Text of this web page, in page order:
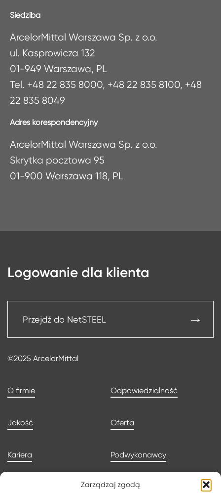
Zarządzaj zgodą
Siedziba
ArcelorMittal Warszawa Sp. z o.o.
ul. Kasprowicza 132
01-949 Warszawa, PL
Tel. +48 22 835 8000, +48 22 835 8100, +48
22 835 8049
Adres korespondencyjny
ArcelorMittal Warszawa Sp. z o.o.
Skrytka pocztowa 95
01-900 Warszawa 118, PL
Logowanie dla klienta
Przejdź do NetSTEEL
©2025 ArcelorMittal
O firmie Odpowiedzialność
Jakość Oferta
Kariera Podwykonawcy
Kontakt